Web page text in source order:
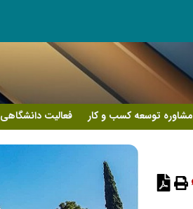
مشاوره توسعه کسب و کار فعالیت دانشگاهی